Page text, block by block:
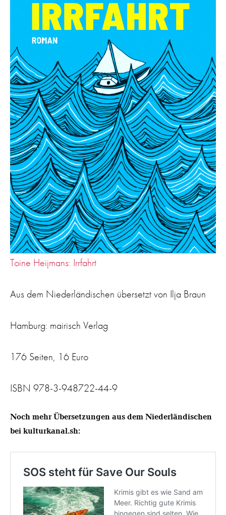
Toine Heijmans: Irrfahrt
Aus dem Niederländischen übersetzt von Ilja Braun
Hamburg: mairisch Verlag
176 Seiten, 16 Euro
ISBN 978-3-948722-44-9
Noch mehr Übersetzungen aus dem Niederländischen
bei kulturkanal.sh: